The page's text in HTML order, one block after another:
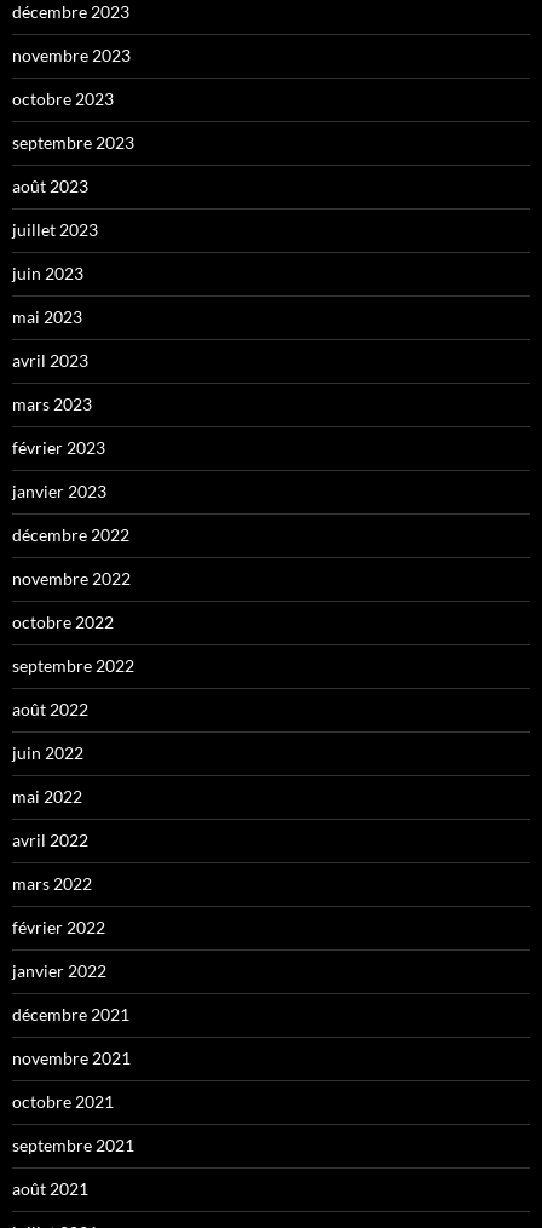
décembre 2023
novembre 2023
octobre 2023
septembre 2023
août 2023
juillet 2023
juin 2023
mai 2023
avril 2023
mars 2023
février 2023
janvier 2023
décembre 2022
novembre 2022
octobre 2022
septembre 2022
août 2022
juin 2022
mai 2022
avril 2022
mars 2022
février 2022
janvier 2022
décembre 2021
novembre 2021
octobre 2021
septembre 2021
août 2021